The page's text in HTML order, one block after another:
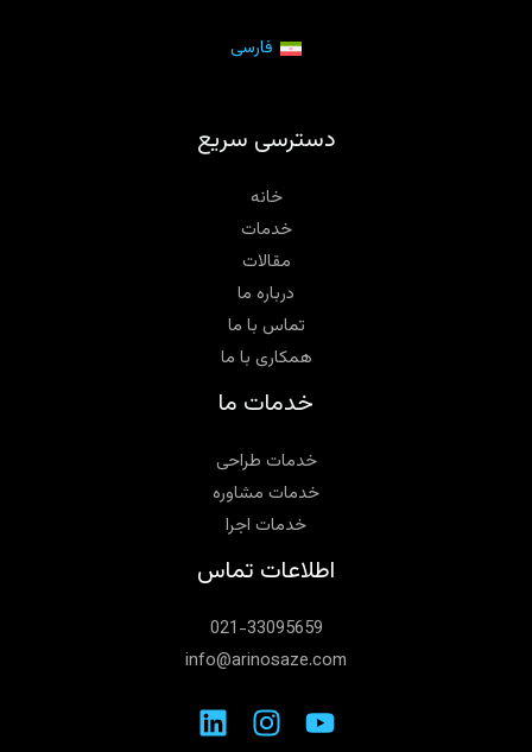
فارسی
دسترسی سریع
خانه
خدمات
مقالات
درباره ما
تماس با ما
همکاری با ما
خدمات ما
خدمات طراحی
خدمات مشاوره‌
خدمات اجرا
اطلاعات تماس
021-33095659
info@arinosaze.com